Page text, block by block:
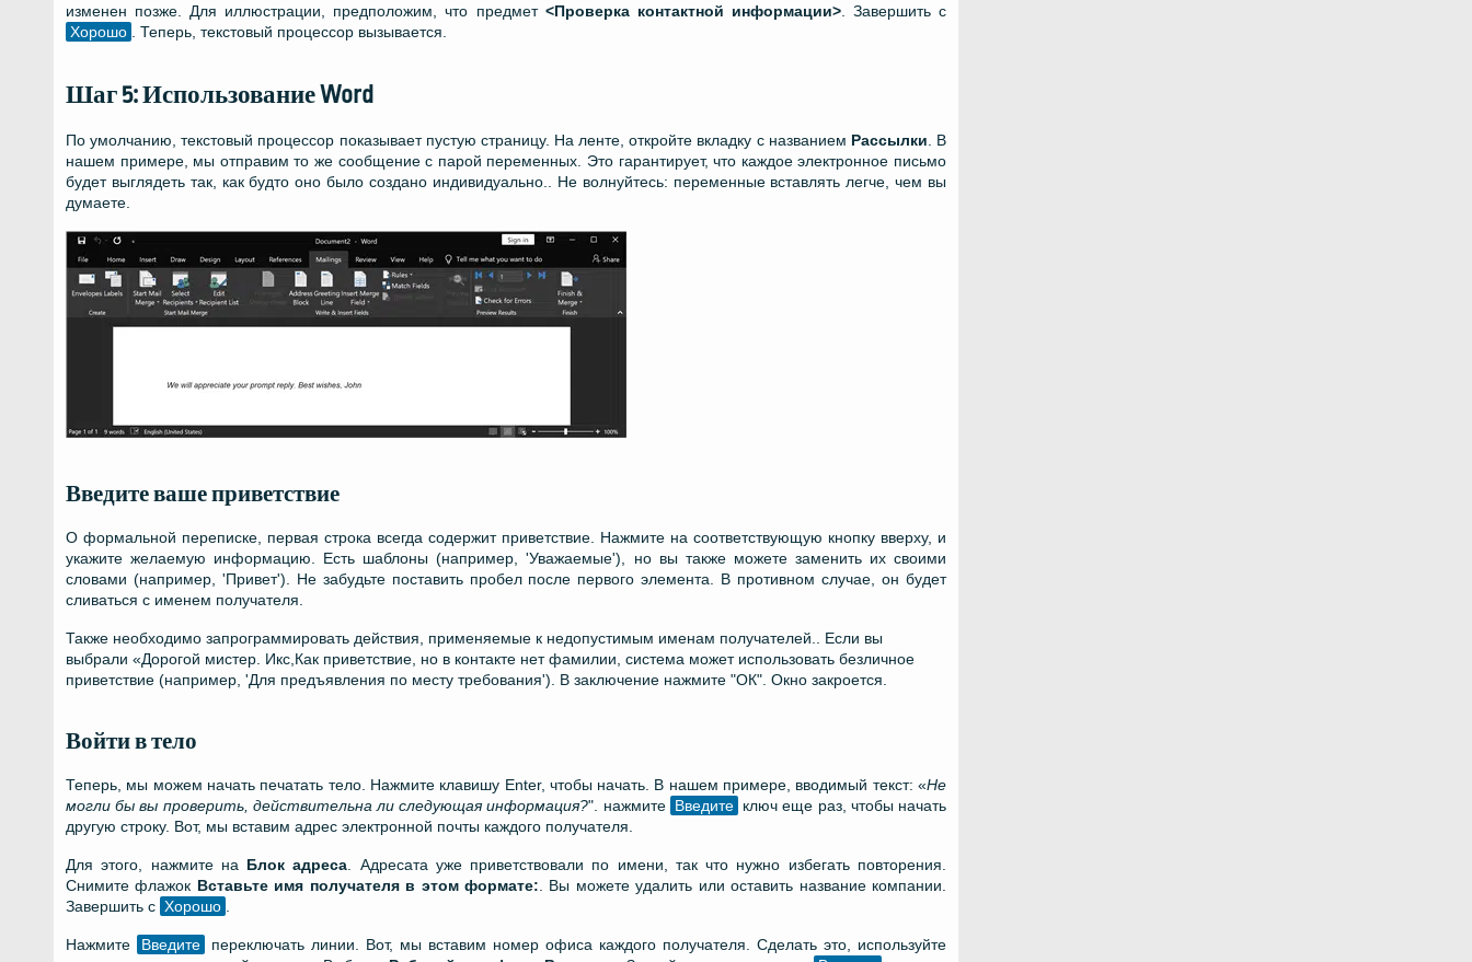
изменен позже. Для иллюстрации, предположим, что предмет <Проверка контактной информации>. Завершить с
Хорошо
. Теперь, текстовый процессор вызывается.
Шаг 5: Использование Word
По умолчанию, текстовый процессор показывает пустую страницу. На ленте, откройте вкладку с названием Рассылки . В
нашем примере, мы отправим то же сообщение с парой переменных. Это гарантирует, что каждое электронное письмо
будет выглядеть так, как будто оно было создано индивидуально.. Не волнуйтесь: переменные вставлять легче, чем вы
думаете.
Введите ваше приветствие
О формальной переписке, первая строка всегда содержит приветствие. Нажмите на соответствующую кнопку вверху, и
укажите желаемую информацию. Есть шаблоны (например, 'Уважаемые'), но вы также можете заменить их своими
словами (например, 'Привет'). Не забудьте поставить пробел после первого элемента. В противном случае, он будет
сливаться с именем получателя.
Также необходимо запрограммировать действия, применяемые к недопустимым именам получателей.. Если вы
выбрали «Дорогой мистер. Икс,Как приветствие, но в контакте нет фамилии, система может использовать безличное
приветствие (например, 'Для предъявления по месту требования'). В заключение нажмите "ОК". Окно закроется.
Войти в тело
Теперь, мы можем начать печатать тело. Нажмите клавишу Enter, чтобы начать. В нашем примере, вводимый текст: «Не
могли бы вы проверить, действительна ли следующая информация?". нажмите Введите ключ еще раз, чтобы начать
другую строку. Вот, мы вставим адрес электронной почты каждого получателя.
Для этого, нажмите на Блок адреса . Адресата уже приветствовали по имени, так что нужно избегать повторения.
Снимите флажок Вставьте имя получателя в этом формате: . Вы можете удалить или оставить название компании.
Завершить с Хорошо
Нажмите Введите
переключать линии. Вот, мы вставим номер офиса каждого получателя. Сделать это, используйте